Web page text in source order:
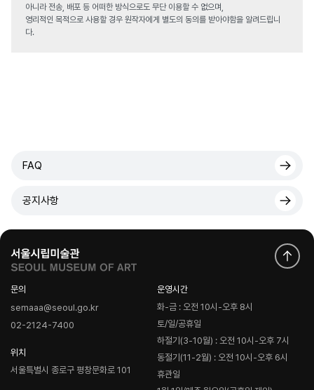
아니라 전송, 배포 등 어떠한 방식으로도 무단 이용할 수 없으며,
영리적인 목적으로 사용할 경우 원작자에게 별도의 동의를 받아야함을 알려드립니
다.
FAQ
공지사항
문의
semaaa@seoul.go.kr
02-2124-7400
위치
서울특별시 종로구 평창문화로 101
운영시간
화-금 : 오전 10시-오후 8시
토/일/공휴일
하절기(3-10월) : 오전 10시-오후 7시
동절기(11-2월) : 오전 10시-오후 6시
휴관일